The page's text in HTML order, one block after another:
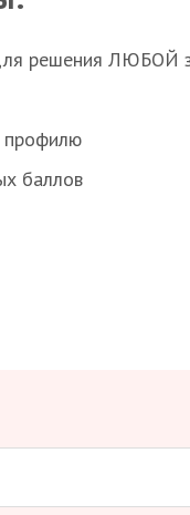
решения ЛЮБОЙ
профилю
баллов